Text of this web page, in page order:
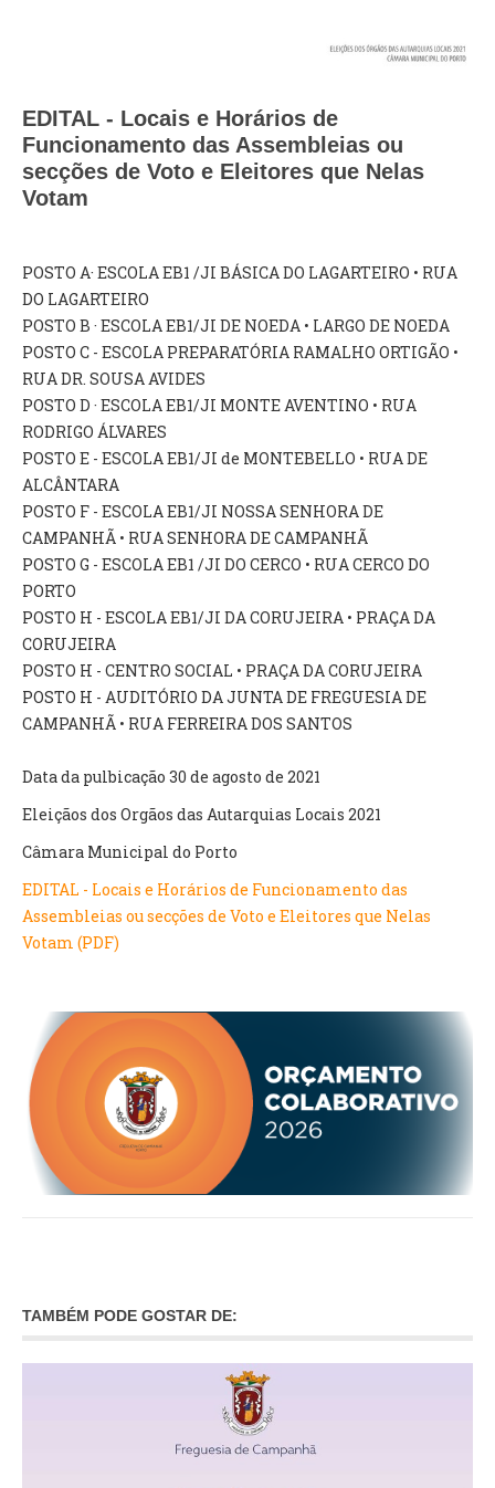
CONSTITUIÇÃO
PRESIDENTE
EXECUTIVO E PELOUROS
DOCUMENTOS
REGULAMENTOS E TAXAS
RELATÓRIO E CONTAS
RECRUTAMENTO PESSOAL
GERAIS
CANÍDEOS
CEMITÉRIO
ATESTADOS
VENDA AMBULANTE
O GABINETE
APOIO AOS DESEMPREGADOS
APOIO ÀS EMPRESAS
OFERTAS DE EMPREGO
CONTACTO E HORÁRIO GIP
CONTACTOS
EDITAL - Locais e Horários de
Funcionamento das Assembleias ou
secções de Voto e Eleitores que Nelas
Votam
POSTO A· ESCOLA EB1 /JI BÁSICA DO LAGARTEIRO • RUA
DO LAGARTEIRO
POSTO B · ESCOLA EB1/JI DE NOEDA • LARGO DE NOEDA
POSTO C - ESCOLA PREPARATÓRIA RAMALHO ORTIGÃO •
RUA DR. SOUSA AVIDES
POSTO D · ESCOLA EB1/JI MONTE AVENTINO • RUA
RODRIGO ÁLVARES
POSTO E - ESCOLA EB1/JI de MONTEBELLO • RUA DE
ALCÂNTARA
POSTO F - ESCOLA EB1/JI NOSSA SENHORA DE
CAMPANHÃ • RUA SENHORA DE CAMPANHÃ
POSTO G - ESCOLA EB1 /JI DO CERCO • RUA CERCO DO
PORTO
POSTO H - ESCOLA EB1/JI DA CORUJEIRA • PRAÇA DA
CORUJEIRA
POSTO H - CENTRO SOCIAL • PRAÇA DA CORUJEIRA
POSTO H - AUDITÓRIO DA JUNTA DE FREGUESIA DE
CAMPANHÃ • RUA FERREIRA DOS SANTOS
Data da pulbicação 30 de agosto de 2021
Eleiçãos dos Orgãos das Autarquias Locais 2021
Câmara Municipal do Porto
EDITAL - Locais e Horários de Funcionamento das
Assembleias ou secções de Voto e Eleitores que Nelas
Votam (PDF)
TAMBÉM PODE GOSTAR DE: